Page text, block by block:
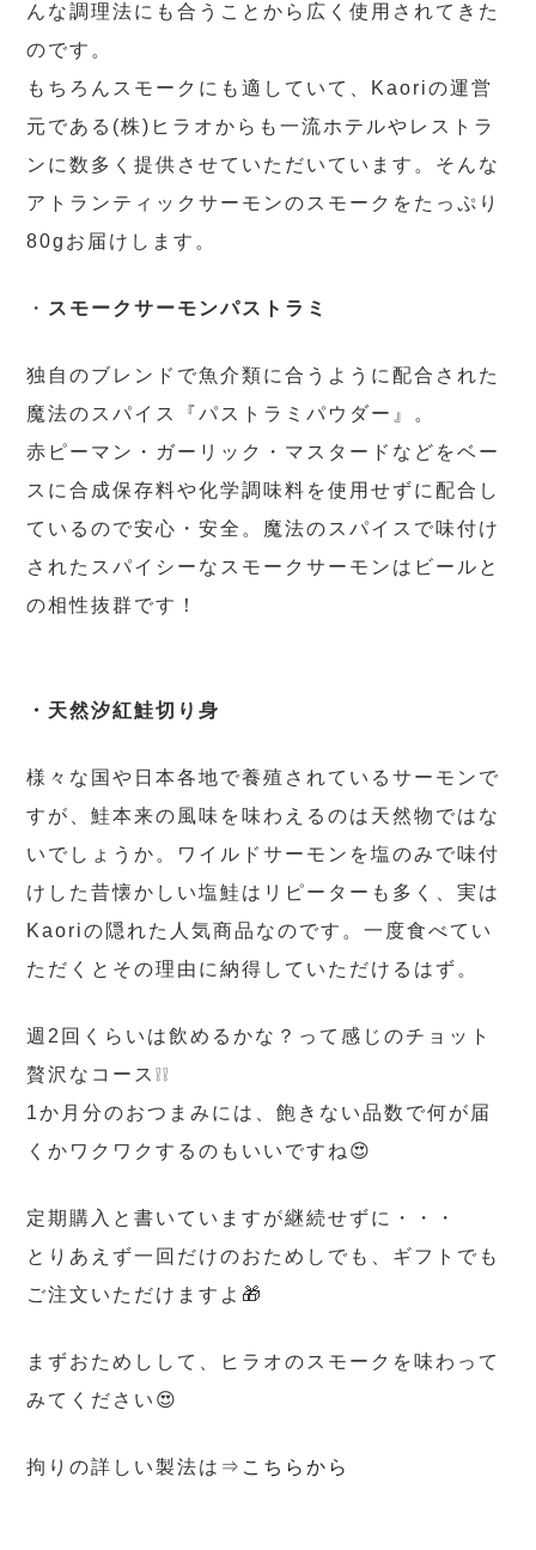
んな調理法にも合うことから広く使用されてきた
のです。
もちろんスモークにも適していて、Kaoriの運営
元である(株)ヒラオからも一流ホテルやレストラ
ンに数多く提供させていただいています。そんな
アトランティックサーモンのスモークをたっぷり
80gお届けします。
・ スモークサーモンパストラミ
独自のブレンドで魚介類に合うように配合された
魔法のスパイス『パストラミパウダー』。
赤ピーマン・ガーリック・マスタードなどをベー
スに合成保存料や化学調味料を使用せずに配合し
ているので安心・安全。魔法のスパイスで味付け
されたスパイシーなスモークサーモンはビールと
の相性抜群です！
・天然汐紅鮭切り身
様々な国や日本各地で養殖されているサーモンで
すが、鮭本来の風味を味わえるのは天然物ではな
いでしょうか。ワイルドサーモンを塩のみで味付
けした昔懐かしい塩鮭はリピーターも多く、実は
Kaoriの隠れた人気商品なのです。一度食べてい
ただくとその理由に納得していただけるはず。
週2回くらいは飲めるかな？って感じのチョット
贅沢なコース❕❕
1か月分のおつまみには、飽きない品数で何が届
くかワクワクするのもいいですね😍
定期購入と書いていますが継続せずに・・・
とりあえず一回だけのおためしでも、ギフトでも
ご注文いただけますよ🎁
まずおためしして、ヒラオのスモークを味わって
みてください😍
拘りの詳しい製法は⇒ こちらから